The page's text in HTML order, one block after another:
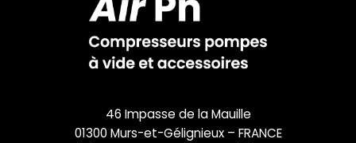
46 Impasse de la Mauille
01300 Murs-et-Gélignieux – FRANCE